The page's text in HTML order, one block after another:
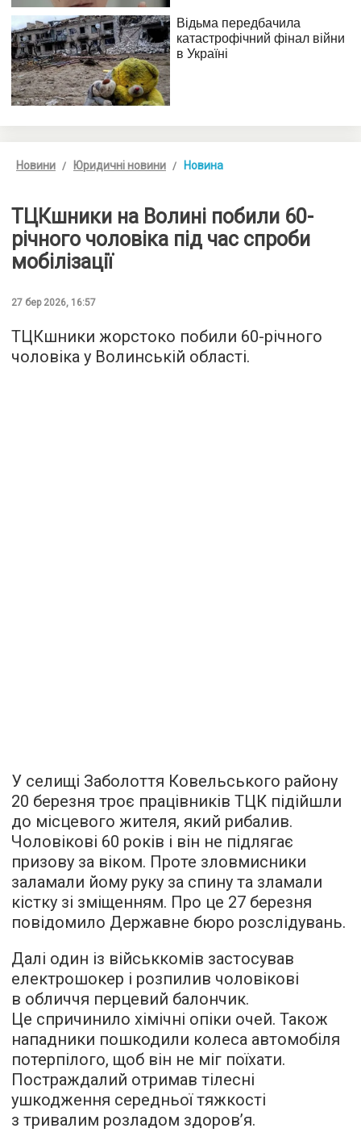
Новини Юридичні новини Новина
ТЦКшники на Волині побили 60-
річного чоловіка під час спроби
мобілізації
27 бер 2026, 16:57
ТЦКшники жорстоко побили 60-річного
чоловіка у Волинській області.
У селищі Заболоття Ковельського району
20 березня троє працівників ТЦК підійшли
до місцевого жителя, який рибалив.
Чоловікові 60 років і він не підлягає
призову за віком. Проте зловмисники
заламали йому руку за спину та зламали
кістку зі зміщенням. Про це 27 березня
повідомило Державне бюро розслідувань.
Далі один із військкомів застосував
електрошокер і розпилив чоловікові
в обличчя перцевий балончик.
Це спричинило хімічні опіки очей. Також
нападники пошкодили колеса автомобіля
потерпілого, щоб він не міг поїхати.
Постраждалий отримав тілесні
ушкодження середньої тяжкості
з тривалим розладом здоров’я.